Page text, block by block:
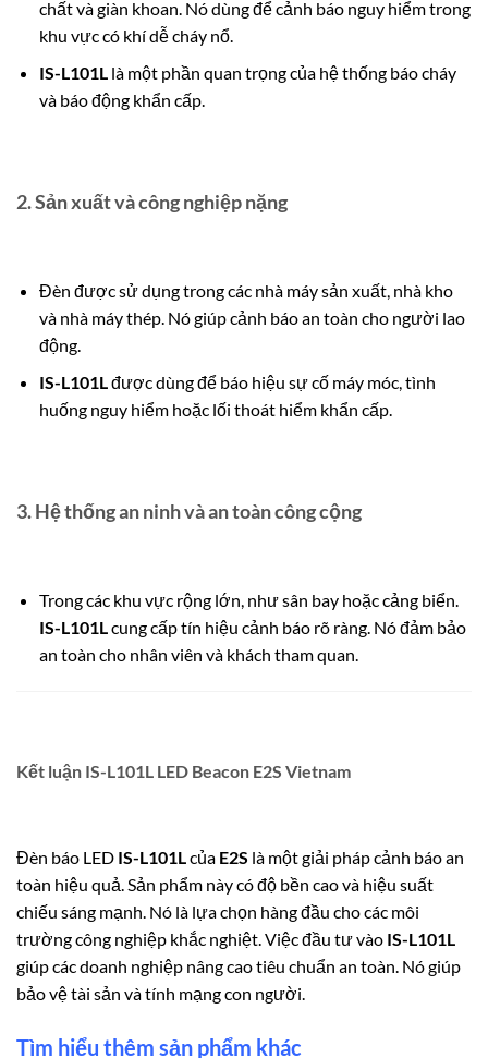
chất và giàn khoan. Nó dùng để cảnh báo nguy hiểm trong
khu vực có khí dễ cháy nổ.
IS-L101Llà một phần quan trọng của hệ thống báo cháy
và báo động khẩn cấp.
2.Sản xuất và công nghiệp nặng
Đèn được sử dụng trong các nhà máy sản xuất, nhà kho
và nhà máy thép. Nó giúp cảnh báo an toàn cho người lao
động.
IS-L101Lđược dùng để báo hiệu sự cố máy móc, tình
huống nguy hiểm hoặc lối thoát hiểm khẩn cấp.
3.Hệ thống an ninh và an toàn công cộng
Trong các khu vực rộng lớn, như sân bay hoặc cảng biển.
IS-L101L cung cấp tín hiệu cảnh báo rõ ràng. Nó đảm bảo
an toàn cho nhân viên và khách tham quan.
Kết luận IS-L101L LED Beacon E2S Vietnam
Đèn báo LED IS-L101Lcủa E2S là một giải pháp cảnh báo an
toàn hiệu quả. Sản phẩm này có độ bền cao và hiệu suất
chiếu sáng mạnh. Nó là lựa chọn hàng đầu cho các môi
trường công nghiệp khắc nghiệt. Việc đầu tư vào IS-L101L
giúp các doanh nghiệp nâng cao tiêu chuẩn an toàn. Nó giúp
bảo vệ tài sản và tính mạng con người.
Tìm hiểu thêm sản phẩm khác